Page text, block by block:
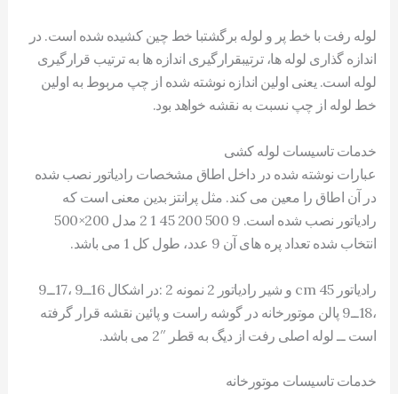
لوله رفت با خط پر و لوله برگشتبا خط چین کشیده شده است. در
اندازه گذاری لوله ها، ترتیبقرارگیری اندازه ها به ترتیب قرارگیری
لوله است. یعنی اولین اندازه نوشته شده از چپ مربوط به اولین
خط لوله از چپ نسبت به نقشه خواهد بود.
خدمات تاسیسات لوله کشی
عبارات نوشته شده در داخل اطاق مشخصات رادیاتور نصب شده
در آن اطاق را معین می کند. مثل پرانتز بدین معنی است که
رادیاتور نصب شده است. 9 500 200 45 1 2 مدل 200×500
انتخاب شده تعداد پره های آن 9 عدد، طول کل 1 می باشد.
رادیاتور cm 45 و شیر رادیاتور 2 نمونه 2 :در اشکال 16ــ9 ،17ــ9
،18ــ9 پالن موتورخانه در گوشه راست و پائین نقشه قرار گرفته
است ــ لوله اصلی رفت از دیگ به قطر ′′2 می باشد.
خدمات تاسیسات موتورخانه